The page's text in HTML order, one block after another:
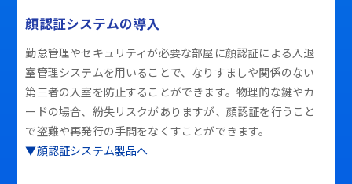
顔認証システムの導入
勤怠管理やセキュリティが必要な部屋に顔認証による入退
室管理システムを用いることで、なりすましや関係のない
第三者の入室を防止することができます。物理的な鍵やカ
ードの場合、紛失リスクがありますが、顔認証を行うこと
で盗難や再発行の手間をなくすことができます。
▼顔認証システム製品へ